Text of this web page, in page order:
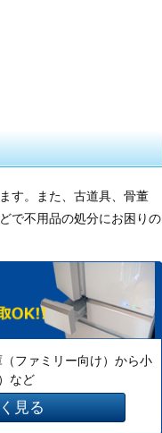
す。また、古道具、骨董
で不用品の処分にお困りの
ファミリー向け）から小
など
見る